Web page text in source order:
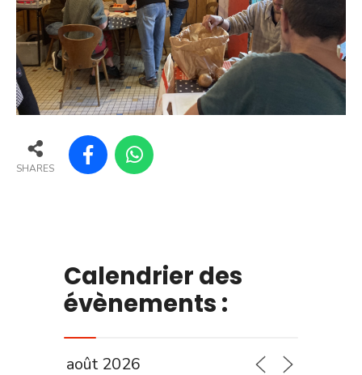
SHARES
Calendrier des
évènements :